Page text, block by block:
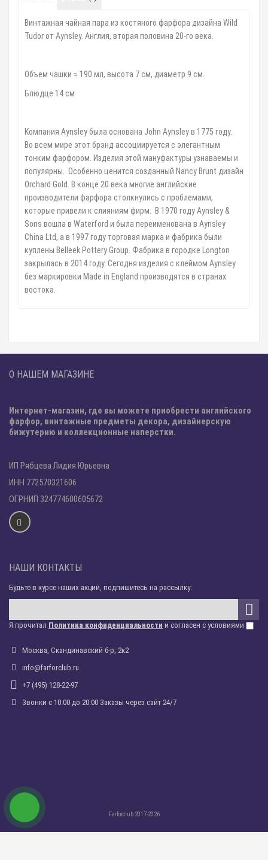
Винтажная чайная пара из костяного фарфора дизайна Wild
Tudor от Aynsley. Англия, вторая половина 20-го века.
Объем чашки ≈ 190 мл, высота 7 см, диаметр 9 см.
Блюдце 14 см
Компания Aynsley была основана John Aynsley в 1775 году.
Во всем мире этот брэнд ассоциируется с элегантным
тонким фарфором. Изделия этой мануфактуры узнаваемы и
популярны. Особенно ценится созданный Nancy Brunt дизайн
Orchard Gold. В конце 20 века многие английские
производители фарфора столкнулись с проблемами,
которые привели к слияниям фирм. В 1970 году Aynsley &
Sons вошла в Waterford и была переименована в Aynsley
China Ltd, а в 1997 году торговая марка и фабрика были
куплены Belleek Pottery Group. Фабрика в городке Longton
закрылась в 2014 году. Сегодня изделия с клеймом Aynsley
без маркировки Made in England производятся в странах
востока.
О НАШЕМ МАГАЗИНЕ
Интернет-магазин, где вы можете приобрести английского
фарфор, винтажные предметы декора, дизайнерскую
бижутерию и коллекционные наперстки.
ИП Рябцева Лидия Юрьевна
ИНН 772570321606
ОГРНИП 324774600605672
НАШИ КОНТАКТЫ
Будьте в курсе наших акций, подпишитесь на рассылку:
Я прочитал Политика конфиденциальности и согласен с условиями
Москва, Скандинавский б-р, 2к2
info@farforclub.ru
+7 (495) 128-22-97
Звонки c 10:00 до 20:00 Заказы через сайт 24/7
Farforclub 2017-2026